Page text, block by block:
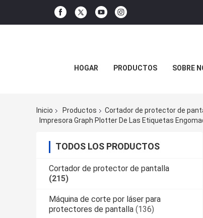
HOGAR PRODUCTOS SOBRE
Inicio Productos
Cortador de protector de
TODOS LOS PRODUCTOS
Cortador de protector de pantalla
(215)
Máquina de corte por láser para
protectores de pantalla (136)